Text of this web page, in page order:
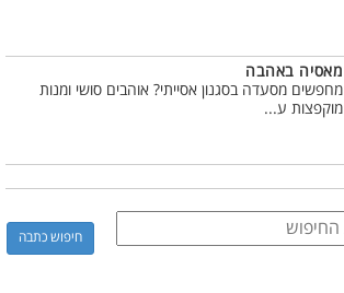
מאסיה באהבה
מחפשים מסעדה בסגנון אסייתי? אוהבים סושי ומנות
מוקפצות ע...